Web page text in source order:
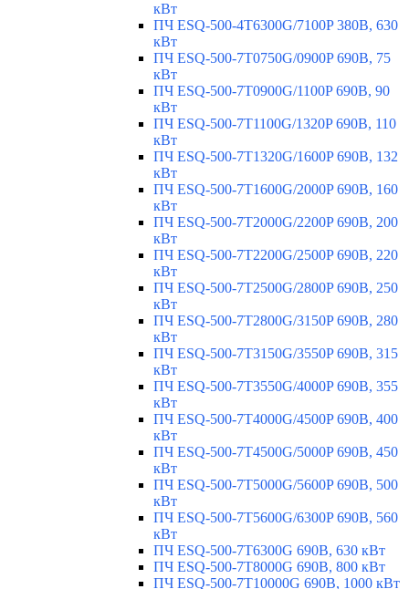
кВт
ПЧ ESQ-500-4T6300G/7100P 380В, 630
кВт
ПЧ ESQ-500-7T0750G/0900P 690В, 75
кВт
ПЧ ESQ-500-7T0900G/1100P 690В, 90
кВт
ПЧ ESQ-500-7T1100G/1320P 690В, 110
кВт
ПЧ ESQ-500-7T1320G/1600P 690В, 132
кВт
ПЧ ESQ-500-7T1600G/2000P 690В, 160
кВт
ПЧ ESQ-500-7T2000G/2200P 690В, 200
кВт
ПЧ ESQ-500-7T2200G/2500P 690В, 220
кВт
ПЧ ESQ-500-7T2500G/2800P 690В, 250
кВт
ПЧ ESQ-500-7T2800G/3150P 690В, 280
кВт
ПЧ ESQ-500-7T3150G/3550P 690В, 315
кВт
ПЧ ESQ-500-7T3550G/4000P 690В, 355
кВт
ПЧ ESQ-500-7T4000G/4500P 690В, 400
кВт
ПЧ ESQ-500-7T4500G/5000P 690В, 450
кВт
ПЧ ESQ-500-7T5000G/5600P 690В, 500
кВт
ПЧ ESQ-500-7T5600G/6300P 690В, 560
кВт
ПЧ ESQ-500-7T6300G 690В, 630 кВт
ПЧ ESQ-500-7T8000G 690В, 800 кВт
ПЧ ESQ-500-7T10000G 690В, 1000 кВт